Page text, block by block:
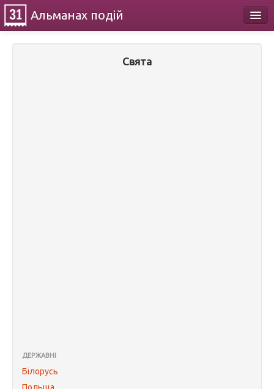
Альманах подій
Свята
ДЕРЖАВНІ
Білорусь